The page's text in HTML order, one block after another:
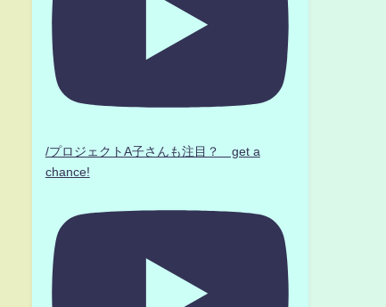
/プロジェクトA子さんも注目？ get a
chance!